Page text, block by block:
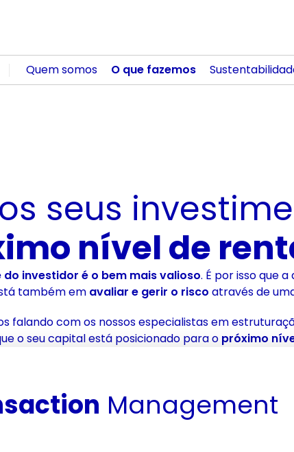
Quem somos O que fazemos
seus
nível de
investidor é o bem mais valioso. É por isso que
também em avaliar e gerir o risco através de
falando com os nossos especialistas em
o seu capital está posicionado para o próximo
Management